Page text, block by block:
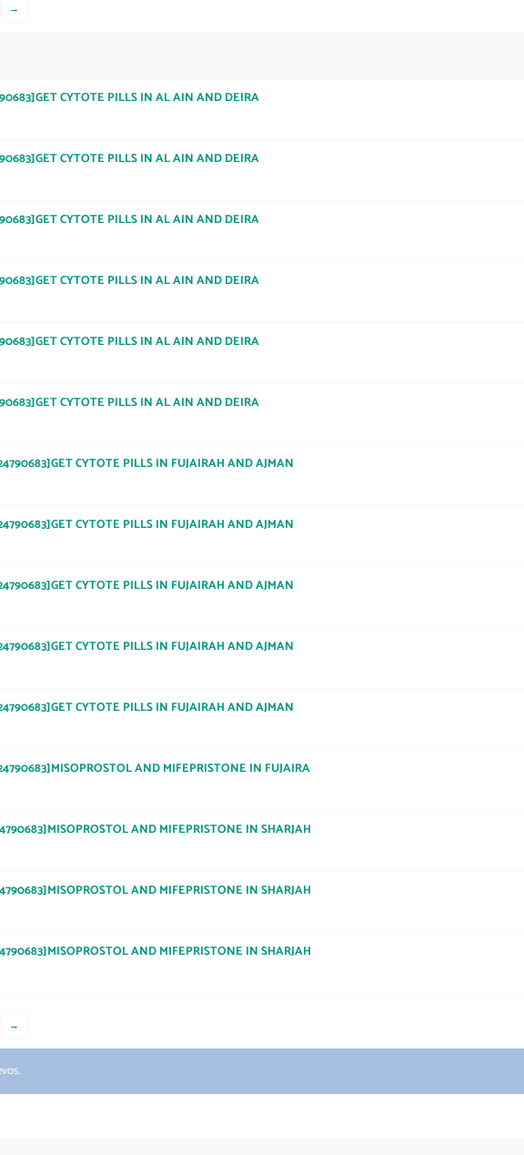
→
CYTOTE PILLS IN AL AIN AND DEIRA
CYTOTE PILLS IN AL AIN AND DEIRA
CYTOTE PILLS IN AL AIN AND DEIRA
CYTOTE PILLS IN AL AIN AND DEIRA
CYTOTE PILLS IN AL AIN AND DEIRA
CYTOTE PILLS IN AL AIN AND DEIRA
CYTOTE PILLS IN FUJAIRAH AND AJMAN
CYTOTE PILLS IN FUJAIRAH AND AJMAN
CYTOTE PILLS IN FUJAIRAH AND AJMAN
CYTOTE PILLS IN FUJAIRAH AND AJMAN
CYTOTE PILLS IN FUJAIRAH AND AJMAN
AND MIFEPRISTONE IN FUJAIRA
AND MIFEPRISTONE IN SHARJAH
AND MIFEPRISTONE IN SHARJAH
AND MIFEPRISTONE IN SHARJAH
→